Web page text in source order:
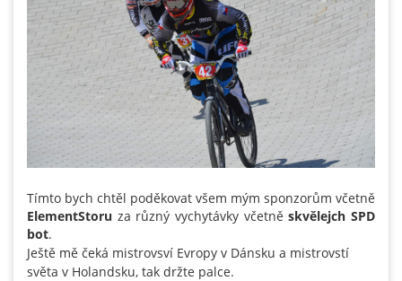
Tímto bych chtěl poděkovat všem mým sponzorům včetně
ElementStoru za různý vychytávky včetněskvělejch SPD
bot.
Ještě mě čeká mistrovsví Evropy v Dánsku a mistrovstí
světa v Holandsku, tak držte palce.